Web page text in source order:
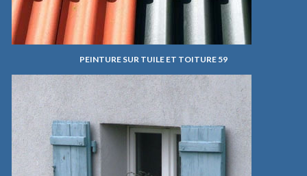
PEINTURE SUR TUILE ET TOITURE 59